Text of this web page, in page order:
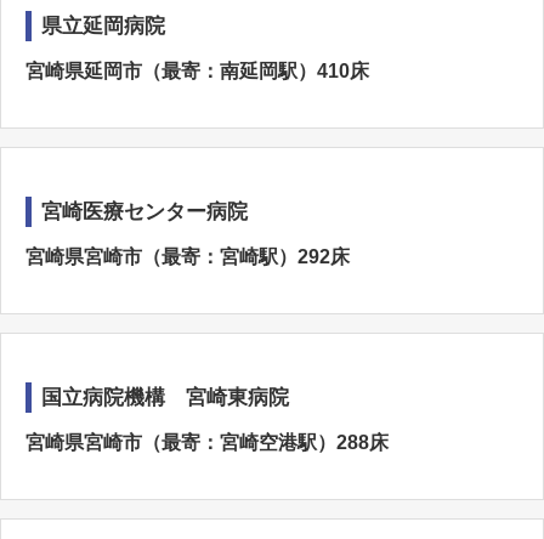
県立延岡病院
宮崎県延岡市（最寄：南延岡駅）410床
宮崎医療センター病院
宮崎県宮崎市（最寄：宮崎駅）292床
国立病院機構 宮崎東病院
宮崎県宮崎市（最寄：宮崎空港駅）288床